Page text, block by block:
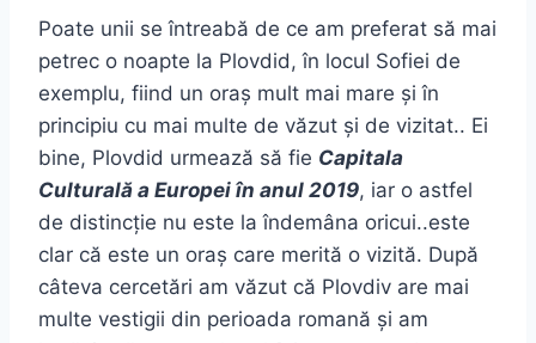
Poate unii se întreabă de ce am preferat să mai
petrec o noapte la Plovdid, în locul Sofiei de
exemplu, fiind un oraș mult mai mare și în
principiu cu mai multe de văzut și de vizitat.. Ei
bine, Plovdid urmează să fie Capitala
Culturală a Europei în anul 2019, iar o astfel
de distincție nu este la îndemâna oricui..este
clar că este un oraș care merită o vizită. După
câteva cercetări am văzut că Plovdiv are mai
multe vestigii din perioada romană și am